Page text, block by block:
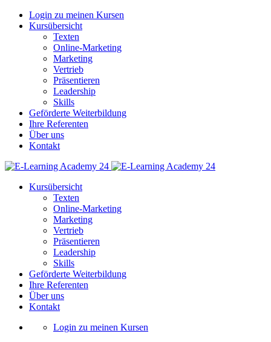
Login zu meinen Kursen
Kursübersicht
Texten
Online-Marketing
Marketing
Vertrieb
Präsentieren
Leadership
Skills
Geförderte Weiterbildung
Ihre Referenten
Über uns
Kontakt
Kursübersicht
Texten
Online-Marketing
Marketing
Vertrieb
Präsentieren
Leadership
Skills
Geförderte Weiterbildung
Ihre Referenten
Über uns
Kontakt
Login zu meinen Kursen